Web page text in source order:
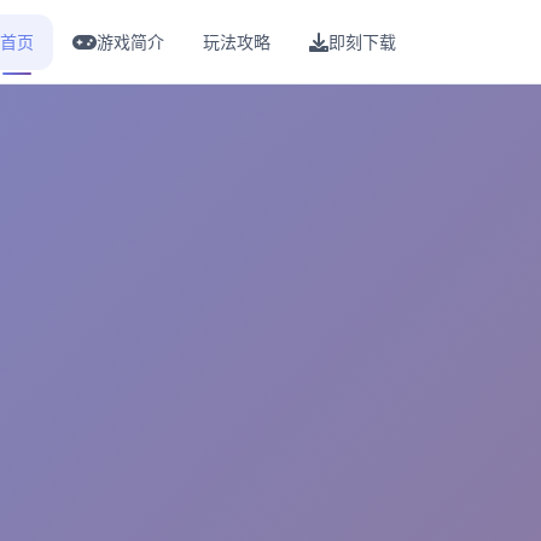
首页 游戏简介 玩法攻略 即刻下载